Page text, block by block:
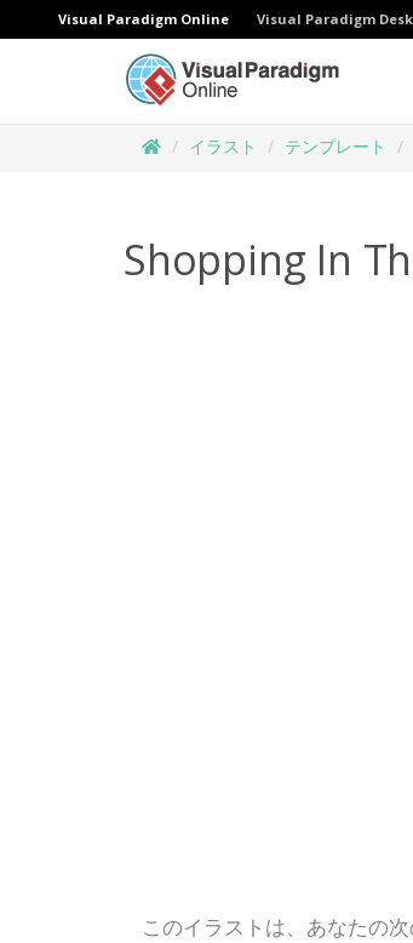
Visual Paradigm Online Visual Paradigm
イラスト テンプレート
Shopping In
このイラストは、あなたの